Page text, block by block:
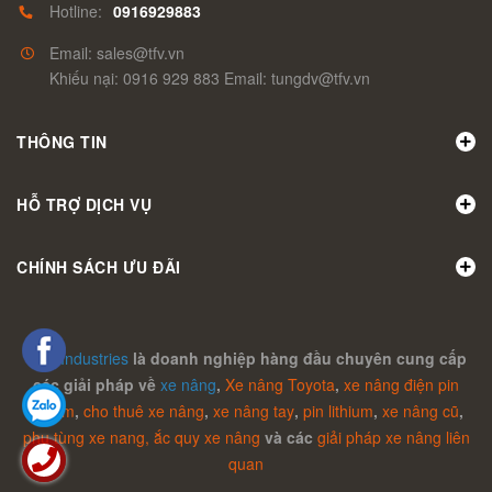
Hotline: 0916929883
Email: sales@tfv.vn
Khiếu nại: 0916 929 883 Email: tungdv@tfv.vn
THÔNG TIN
HỖ TRỢ DỊCH VỤ
CHÍNH SÁCH ƯU ĐÃI
TFV Industrieslà doanh nghiệp hàng đầu chuyên cung cấp
các giải pháp về xe nâng, Xe nâng Toyota, xe nâng điện pin
lithium, cho thuê xe nâng, xe nâng tay, pin lithium, xe nâng cũ,
phụ tùng xe nang, ắc quy xe nâng và các giải pháp xe nâng liên
quan